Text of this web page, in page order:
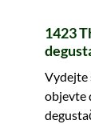
1423
Vydejte
objevte